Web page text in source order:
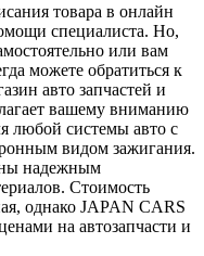
товара в онлайн
специалиста. Но,
или вам
можете обратиться к
авто запчастей и
вашему вниманию
любой системы авто с
видом зажигания.
надежным
Стоимость
однако JAPAN CARS
на автозапчасти и